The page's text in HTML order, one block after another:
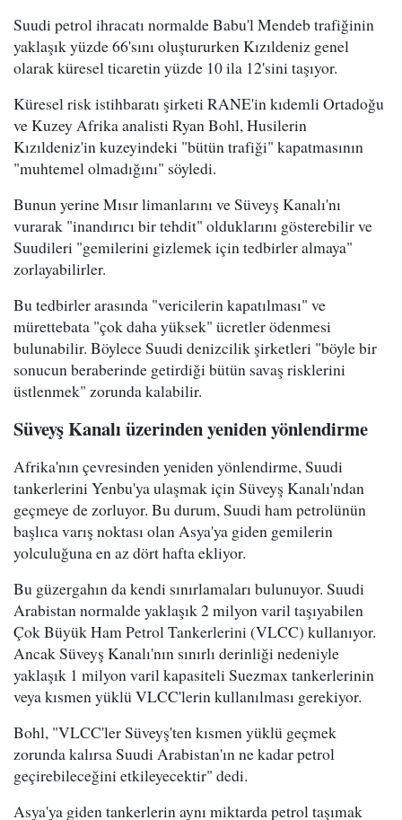
Suudi petrol ihracatı normalde Babu'l Mendeb trafiğinin
yaklaşık yüzde 66'sını oluştururken Kızıldeniz genel
olarak küresel ticaretin yüzde 10 ila 12'sini taşıyor.
Küresel risk istihbaratı şirketi RANE'in kıdemli Ortadoğu
ve Kuzey Afrika analisti Ryan Bohl, Husilerin
Kızıldeniz'in kuzeyindeki "bütün trafiği" kapatmasının
"muhtemel olmadığını" söyledi.
Bunun yerine Mısır limanlarını ve Süveyş Kanalı'nı
vurarak "inandırıcı bir tehdit" olduklarını gösterebilir ve
Suudileri "gemilerini gizlemek için tedbirler almaya"
zorlayabilirler.
Bu tedbirler arasında "vericilerin kapatılması" ve
mürettebata "çok daha yüksek" ücretler ödenmesi
bulunabilir. Böylece Suudi denizcilik şirketleri "böyle bir
sonucun beraberinde getirdiği bütün savaş risklerini
üstlenmek" zorunda kalabilir.
Süveyş Kanalı üzerinden yeniden yönlendirme
Afrika'nın çevresinden yeniden yönlendirme, Suudi
tankerlerini Yenbu'ya ulaşmak için Süveyş Kanalı'ndan
geçmeye de zorluyor. Bu durum, Suudi ham petrolünün
başlıca varış noktası olan Asya'ya giden gemilerin
yolculuğuna en az dört hafta ekliyor.
Bu güzergahın da kendi sınırlamaları bulunuyor. Suudi
Arabistan normalde yaklaşık 2 milyon varil taşıyabilen
Çok Büyük Ham Petrol Tankerlerini (VLCC) kullanıyor.
Ancak Süveyş Kanalı'nın sınırlı derinliği nedeniyle
yaklaşık 1 milyon varil kapasiteli Suezmax tankerlerinin
veya kısmen yüklü VLCC'lerin kullanılması gerekiyor.
Bohl, "VLCC'ler Süveyş'ten kısmen yüklü geçmek
zorunda kalırsa Suudi Arabistan'ın ne kadar petrol
geçirebileceğini etkileyecektir" dedi.
Asya'ya giden tankerlerin aynı miktarda petrol taşımak